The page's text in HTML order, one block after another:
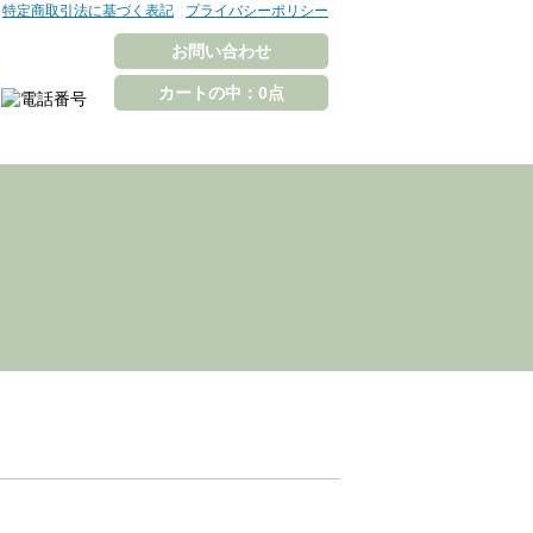
プライバシーポリシー
特定商取引法に基づく表記
お問い合わせ
カートの中：0点